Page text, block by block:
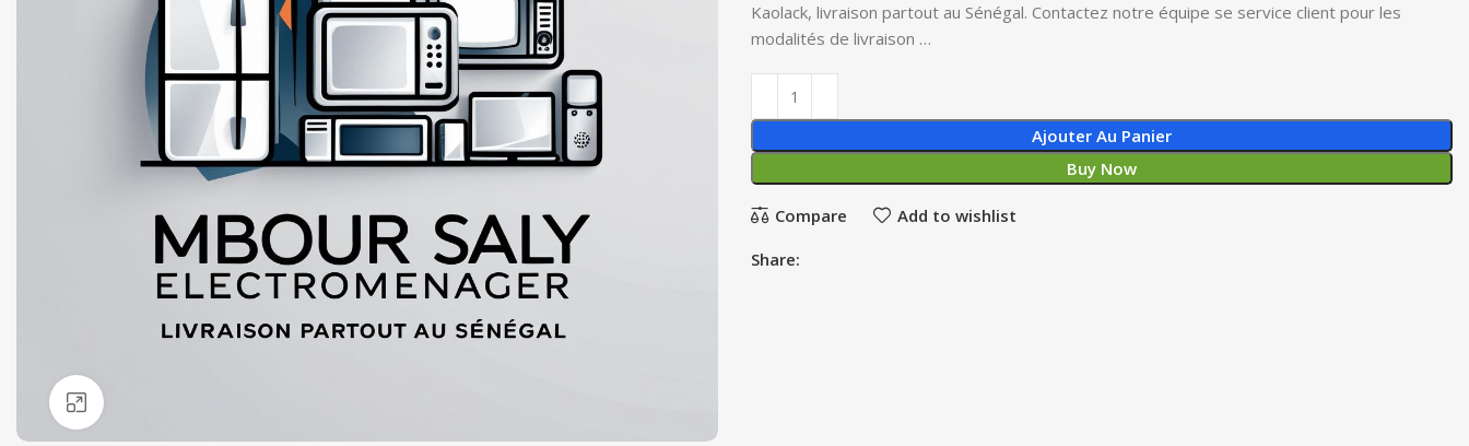
Kaolack, livraison partout au Sénégal. Contactez notre équipe se service client pour les
modalités de livraison …
Ajouter Au Panier
Buy Now
Compare Add to wishlist
Share: